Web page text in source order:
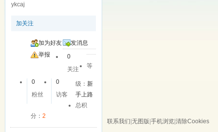
ykcaj
加关注
加为好友
发消息
举报
0
关注
0
粉丝
0
访客
等
级：新
手上路
总积
分： 2
联系我们 无图版 手机浏览 清除Cookies